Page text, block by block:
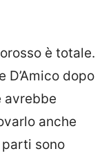
è totale.
D’Amico dopo
avrebbe
anche
sono